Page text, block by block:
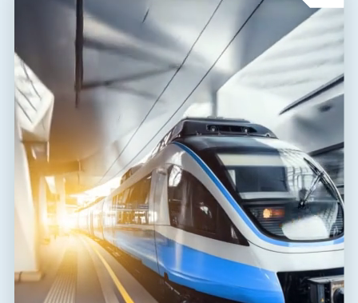
Max. Querschnitt für Litze 2,50 mm
Fehleranzeige Versorgungsunterbrechung
Fernanzeige nein
Schutzklasse IP 20
Betriebstemperaturbereich
(min/max)
-40 / 80 °C
Feuchtigkeit 5 - 95 %
nach Norm
EN 61643-11:2012, IEC
61643-11:2011
ETIM-Klasse EC000942
Zolltarifnummer 85363010
8595090512059
Dateien zum Download